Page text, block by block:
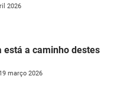
2026
está a caminho destes
19 março 2026